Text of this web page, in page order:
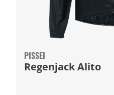
PISSEI
Regenjack Alito